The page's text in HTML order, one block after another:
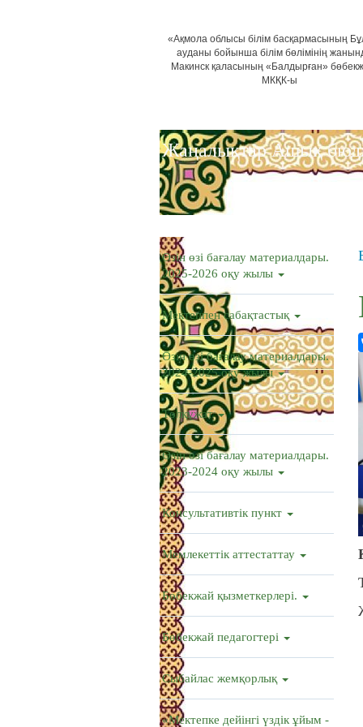
«Ақмола облысы білім басқармасының
ауданы бойынша білім бөлімінің
Макинск қаласының «Балдырған»
МКҚК-ы
Жаңалықтар Ашық
Өзін өзі бағалау материалдары.
2025-2026 оқу жылы
Мектеппен сабақтастық
Өзін өзі бағалау материалдары.
2024-2025 оқу жылы
Төлқұжат
Өзін өзі бағалау материалдары.
2023-2024 оқу жылы
Консультативтік пункт
Мемлекеттік аттестаттау
Бөбекжай қызметкерлері.
Бөбекжай педагогтері
Сыбайлас жемқорлық
«Мектепке дейінгі үздік ұйым -